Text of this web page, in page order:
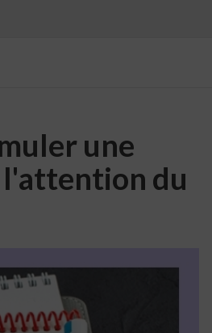
une
l'attention du